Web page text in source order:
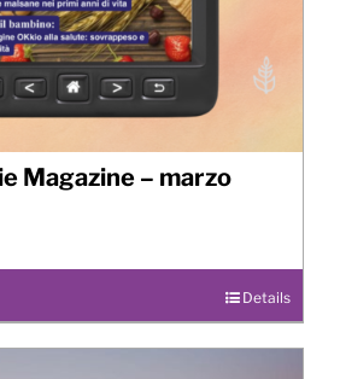
Magazine – marzo
Details